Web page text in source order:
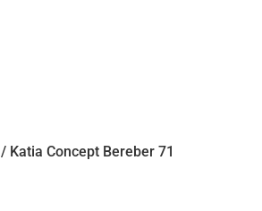
/ Katia Concept Bereber 71